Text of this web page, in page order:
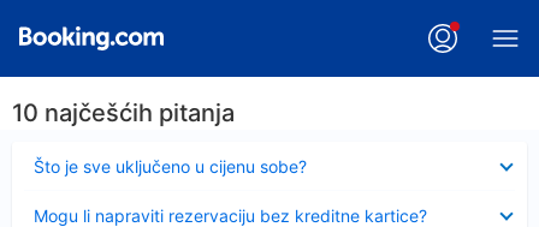
10 najčešćih pitanja
Što je sve uključeno u cijenu sobe?
Sažeto
Mogu li napraviti rezervaciju bez kreditne kartice?